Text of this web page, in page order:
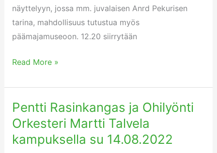
näyttelyyn, jossa mm. juvalaisen Anrd Pekurisen
tarina, mahdollisuus tutustua myös
päämajamuseoon. 12.20 siirrytään
Read More »
Pentti Rasinkangas ja Ohilyönti
Orkesteri Martti Talvela
kampuksella su 14.08.2022
Pentti
Rasinkangas
ja
Ohilyönti